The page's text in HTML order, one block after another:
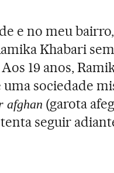
e no meu
Khabari
19 anos,
uma sociedade
afghan (garota
seguir